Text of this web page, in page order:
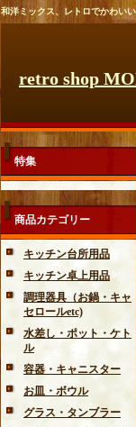
和洋ミックス、レトロでかわい
retro shop
特集
商品カテゴリー
キッチン台所用品
キッチン卓上用品
調理器具（お鍋・キャ
セロールetc)
水差し・ポット・ケト
ル
容器・キャニスター
お皿・ボウル
グラス・タンブラー